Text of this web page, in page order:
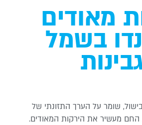
מאודים
בשמל
שומר על הערך התזונתי של
מעשיר את הירקות המאודים.